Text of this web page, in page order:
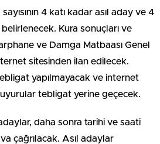
4 katı kadar asıl aday ve 4
Kura sonuçları ve
ve Damga Matbaası Genel
sitesinden ilan edilecek.
yapılmayacak ve internet
tebligat yerine geçecek.
daha sonra tarihi ve saati
çağrılacak. Asıl adaylar